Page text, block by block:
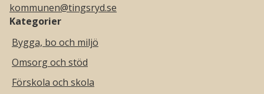
kommunen@tingsryd.se
Kategorier
Bygga, bo och miljö
Omsorg och stöd
Förskola och skola